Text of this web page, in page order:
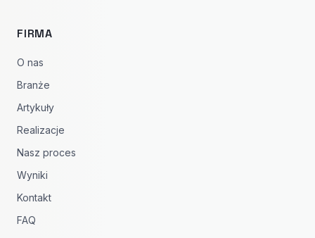
FIRMA
O nas
Branże
Artykuły
Realizacje
Nasz proces
Wyniki
Kontakt
FAQ